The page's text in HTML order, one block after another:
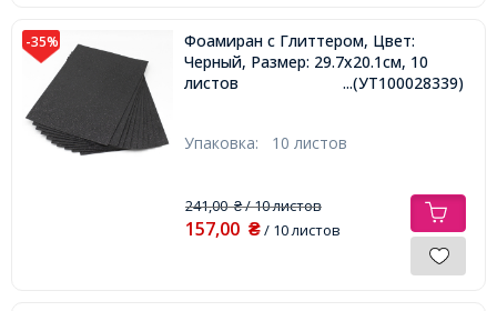
-35%
Фоамиран с Глиттером, Цвет:
Черный, Размер: 29.7x20.1см, 10
листов
...(УТ100028339)
Упаковка: 10 листов
241,00₴/ 10 листов
157,00 ₴/ 10 листов